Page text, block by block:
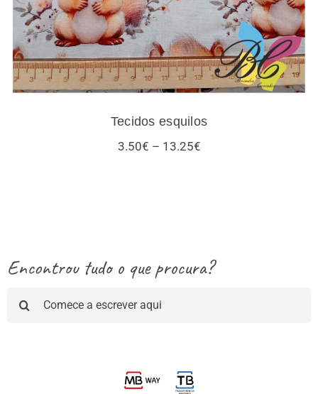
Tecidos esquilos
3.50€ – 13.25€Price
Encontrou tudo o que procura?